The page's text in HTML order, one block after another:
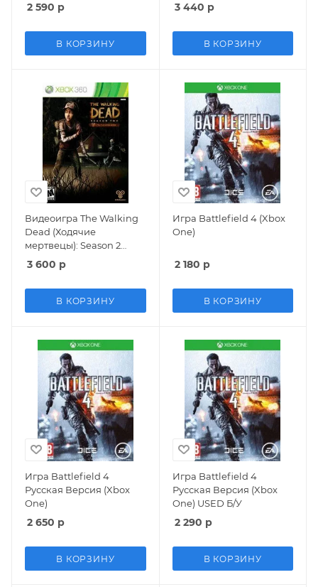
2 590 р
В КОРЗИНУ
3 440 р
В КОРЗИНУ
Видеоигра The Walking
Dead (Ходячие
мертвецы): Season 2
(Xbox 360/Xbox One)
3 600 р
В КОРЗИНУ
Игра Battlefield 4 (Xbox
One)
2 180 р
В КОРЗИНУ
Игра Battlefield 4
Русская Версия (Xbox
One)
2 650 р
В КОРЗИНУ
Игра Battlefield 4
Русская Версия (Xbox
One) USED Б/У
2 290 р
В КОРЗИНУ